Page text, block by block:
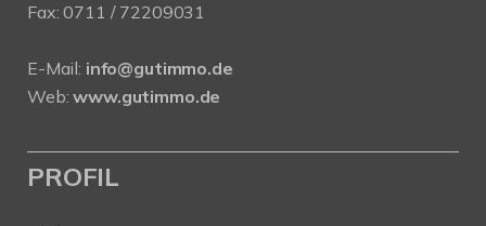
Fax: 0711 / 72209031
E-Mail: info@gutimmo.de
Web:www.gutimmo.de
PROFIL